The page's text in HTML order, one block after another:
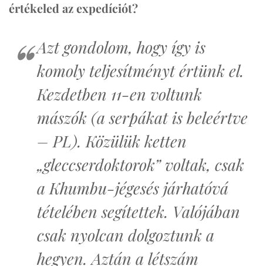
értékeled az expedíciót?
Azt gondolom, hogy így is
komoly teljesítményt értünk el.
Kezdetben 11-en voltunk
mászók (a serpákat is beleértve
– PL). Közülük ketten
„gleccserdoktorok” voltak, csak
a Khumbu-jégesés járhatóvá
tételében segítettek. Valójában
csak nyolcan dolgoztunk a
hegyen. Aztán a létszám